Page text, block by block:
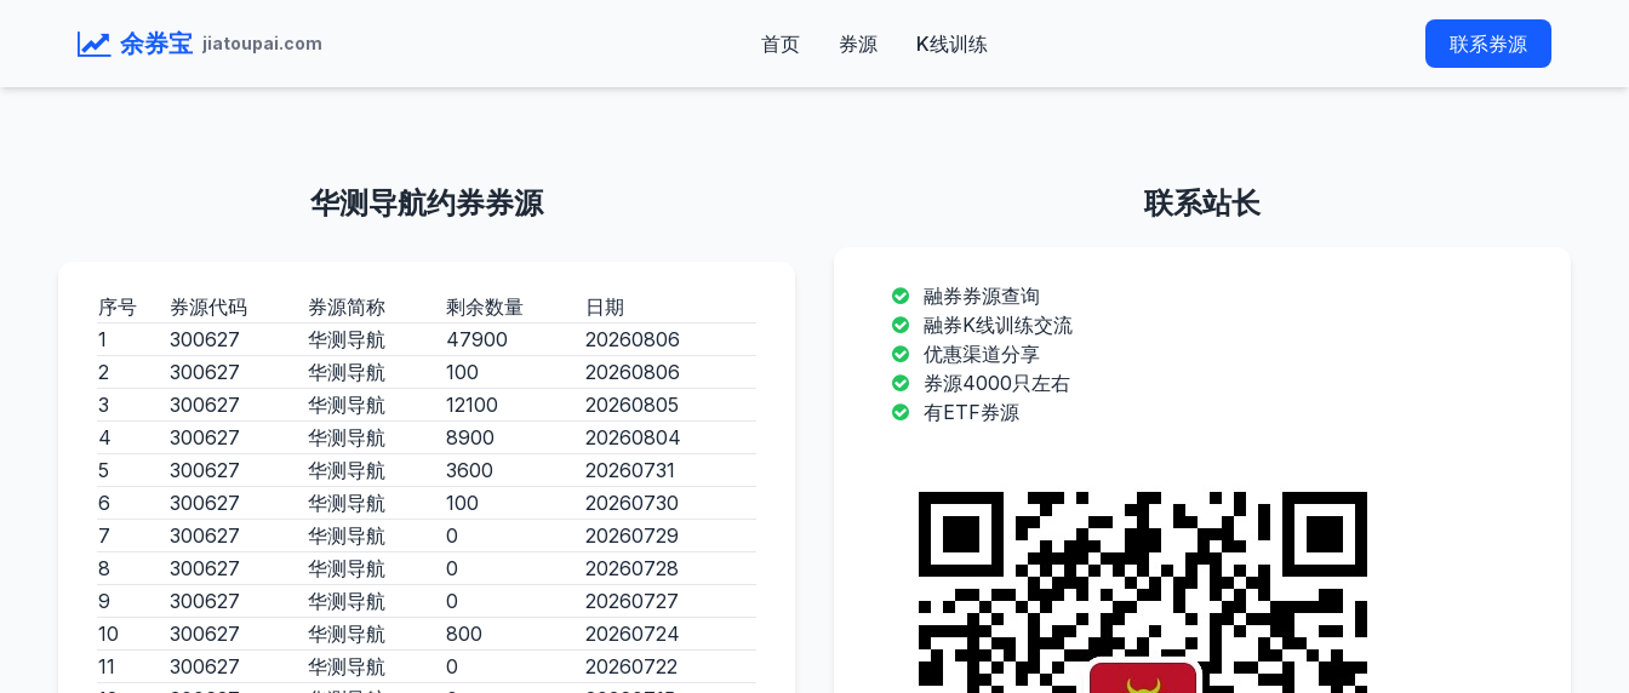
余券宝 jiatoupai.com 首页 券源 K线训练 联系券源
华测导航约券券源
序号 券源代码 券源简称 剩余数量
日期
1
300627 华测导航 47900
20260806
2
300627 华测导航 100
20260806
3
300627 华测导航 12100
20260805
4
300627 华测导航 8900
20260804
5
300627 华测导航 3600
20260731
6
300627 华测导航 100
20260730
7
300627 华测导航 0
20260729
8
300627 华测导航 0
20260728
9
300627 华测导航 0
20260727
10
300627 华测导航 800
20260724
11
300627 华测导航 0
20260722
联系站长
融券券源查询
融券K线训练交流
优惠渠道分享
券源4000只左右
有ETF券源